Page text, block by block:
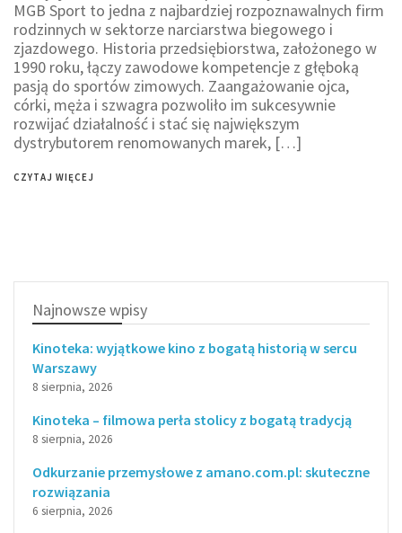
MGB Sport to jedna z najbardziej rozpoznawalnych firm
rodzinnych w sektorze narciarstwa biegowego i
zjazdowego. Historia przedsiębiorstwa, założonego w
1990 roku, łączy zawodowe kompetencje z głęboką
pasją do sportów zimowych. Zaangażowanie ojca,
córki, męża i szwagra pozwoliło im sukcesywnie
rozwijać działalność i stać się największym
dystrybutorem renomowanych marek, […]
CZYTAJ WIĘCEJ
Najnowsze wpisy
Kinoteka: wyjątkowe kino z bogatą historią w sercu
Warszawy
8 sierpnia, 2026
Kinoteka – filmowa perła stolicy z bogatą tradycją
8 sierpnia, 2026
Odkurzanie przemysłowe z amano.com.pl: skuteczne
rozwiązania
6 sierpnia, 2026